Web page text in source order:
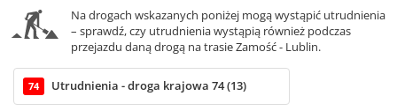
Na drogach wskazanych poniżej mogą wystąpić utrudnienia
– sprawdź, czy utrudnienia wystąpią również podczas
przejazdu daną drogą na trasie Zamość - Lublin.
74 Utrudnienia - droga krajowa 74 (13)